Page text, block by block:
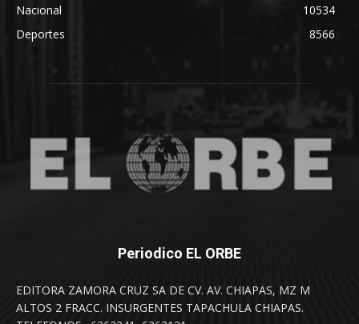
Nacional
10534
Deportes
8566
Periodico EL ORBE
EDITORA ZAMORA CRUZ SA DE CV. AV. CHIAPAS, MZ M
ALTOS 2 FRACC. INSURGENTES TAPACHULA CHIAPAS.